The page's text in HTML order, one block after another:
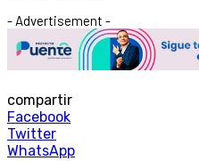
- Advertisement -
compartir
Facebook
Twitter
WhatsApp